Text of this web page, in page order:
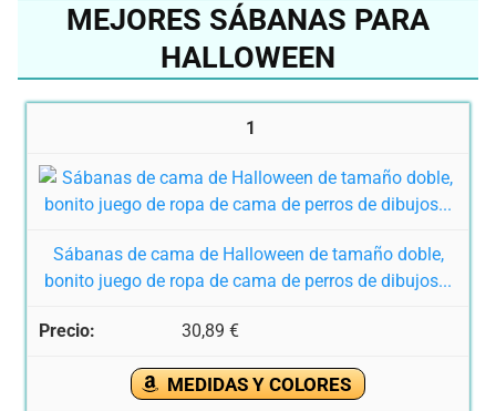
MEJORES SÁBANAS PARA
HALLOWEEN
1
Sábanas de cama de Halloween de tamaño doble,
bonito juego de ropa de cama de perros de dibujos...
30,89 €
MEDIDAS Y COLORES